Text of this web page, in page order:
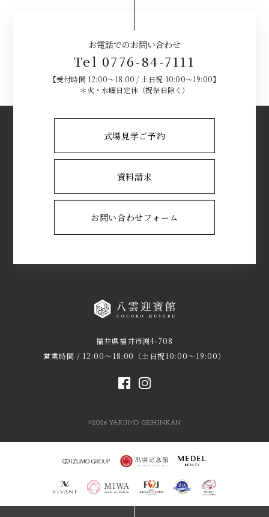
お電話でのお問い合わせ
Tel 0776-84-7111
【受付時間 12:00～18:00 / 土日祝 10:00～19:00】
＊火・水曜日定休（祝祭日除く）
式場見学ご予約
資料請求
お問い合わせフォーム
福井県福井市渕4-708
営業時間 / 12:00～18:00（土日祝10:00～19:00）
©2026 YAKUMO GEIHINKAN